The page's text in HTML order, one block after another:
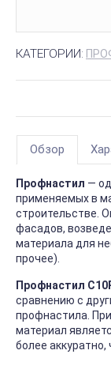
КАТЕГОРИИ:
Обзор
Профнастил —
применяемых в
строительстве.
фасадов,
материала для
прочее).
Профнастил
сравнению с
профнастила.
материал
более